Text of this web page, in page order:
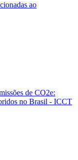
ao
de CO2e:
no Brasil - ICCT